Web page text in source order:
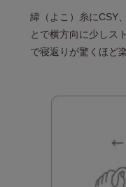
緯（よこ）糸にCSY
とで横方向に少しス
で寝返りが驚くほど楽